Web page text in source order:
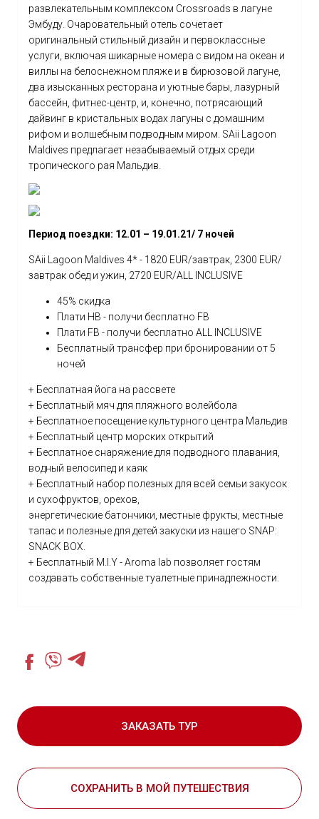
развлекательным комплексом Crossroads в лагуне
Эмбуду. Очаровательный отель сочетает
оригинальный стильный дизайн и первоклассные
услуги, включая шикарные номера с видом на океан и
виллы на белоснежном пляже и в бирюзовой лагуне,
два изысканных ресторана и уютные бары, лазурный
бассейн, фитнес-центр, и, конечно, потрясающий
дайвинг в кристальных водах лагуны с домашним
рифом и волшебным подводным миром. SAii Lagoon
Maldives предлагает незабываемый отдых среди
тропического рая Мальдив.
Период поездки: 12.01 – 19.01.21/ 7 ночей
SAii Lagoon Maldives 4* - 1820 EUR/завтрак, 2300 EUR/
завтрак обед и ужин, 2720 EUR/ALL INCLUSIVE
45% скидка
Плати HB - получи бесплатно FB
Плати FB - получи бесплатно ALL INCLUSIVE
Бесплатный трансфер при бронировании от 5
ночей
+ Бесплатная йога на рассвете
+ Бесплатный мяч для пляжного волейбола
+ Бесплатное посещение культурного центра Мальдив
+ Бесплатный центр морских открытий
+ Бесплатное снаряжение для подводного плавания,
водный велосипед и каяк
+ Бесплатный набор полезных для всей семьи закусок
и сухофруктов, орехов,
энергетические батончики, местные фрукты, местные
тапас и полезные для детей закуски из нашего SNAP:
SNACK BOX.
+ Бесплатный M.I.Y - Aroma lab позволяет гостям
создавать собственные туалетные принадлежности.
ЗАКАЗАТЬ ТУР
СОХРАНИТЬ В МОЙ ПУТЕШЕСТВИЯ